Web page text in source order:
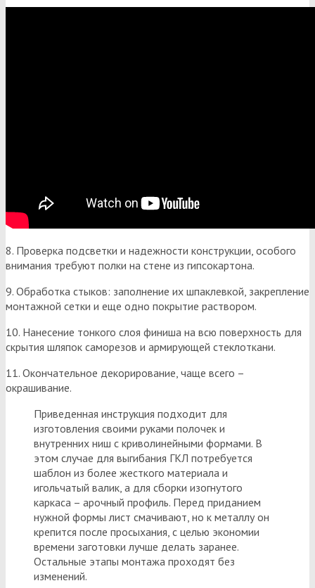
8. Проверка подсветки и надежности конструкции, особого
внимания требуют полки на стене из гипсокартона.
9. Обработка стыков: заполнение их шпаклевкой, закрепление
монтажной сетки и еще одно покрытие раствором.
10. Нанесение тонкого слоя финиша на всю поверхность для
скрытия шляпок саморезов и армирующей стеклоткани.
11. Окончательное декорирование, чаще всего –
окрашивание.
Приведенная инструкция подходит для
изготовления своими руками полочек и
внутренних ниш с криволинейными формами. В
этом случае для выгибания ГКЛ потребуется
шаблон из более жесткого материала и
игольчатый валик, а для сборки изогнутого
каркаса – арочный профиль. Перед приданием
нужной формы лист смачивают, но к металлу он
крепится после просыхания, с целью экономии
времени заготовки лучше делать заранее.
Остальные этапы монтажа проходят без
изменений.